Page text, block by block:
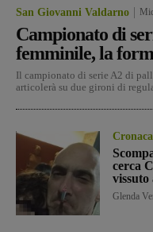
San Giovanni Valdarno
Campionato di
femminile, la
Il campionato di serie A2 di
articolerà su due gironi di
Cronaca
cerca
vissuto
Glenda